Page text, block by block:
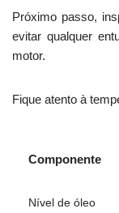
Próximo passo,
evitar qualquer
motor.
Fique atento à
Componente
Nível de óleo